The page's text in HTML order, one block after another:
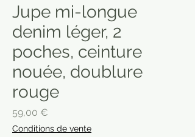
Jupe mi-longue
denim léger, 2
poches, ceinture
nouée, doublure
rouge
59,00 €
Conditions de vente